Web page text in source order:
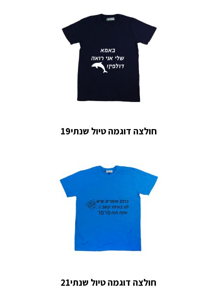
חולצה דוגמה טיול שנתי19
חולצה דוגמה טיול שנתי21